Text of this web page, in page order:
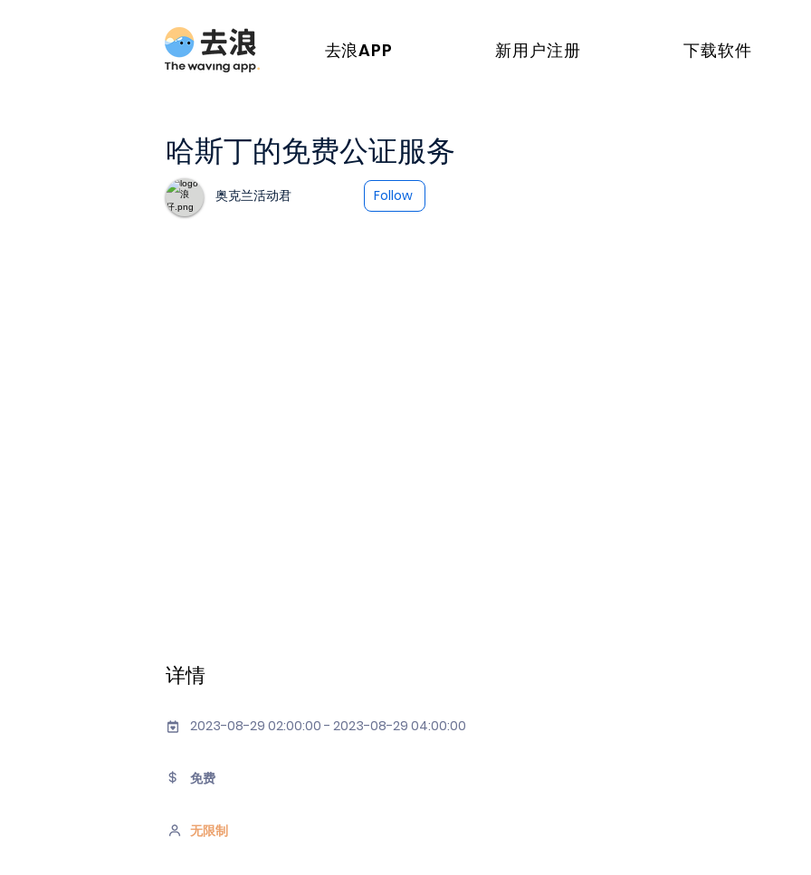
去浪APP 新用户注册 下载软件
哈斯丁的免费公证服务
奥克兰活动君 Follow
详情
2023-08-29 02:00:00 - 2023-08-29 04:00:00
免费
无限制